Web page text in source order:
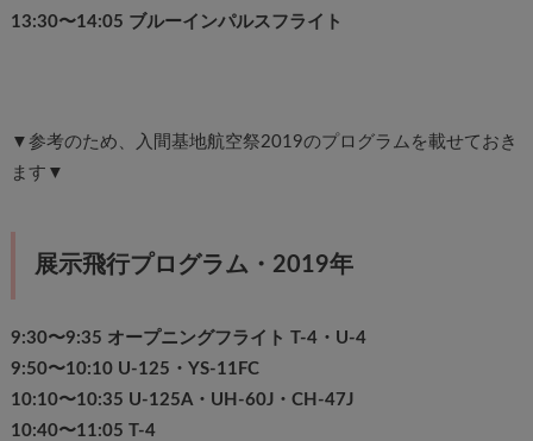
13:30〜14:05 ブルーインパルスフライト
▼参考のため、入間基地航空祭2019のプログラムを載せておき
ます▼
展示飛行プログラム・2019年
9:30〜9:35 オープニングフライト T-4・U-4
9:50〜10:10 U-125・YS-11FC
10:10〜10:35 U-125A・UH-60J・CH-47J
10:40〜11:05 T-4